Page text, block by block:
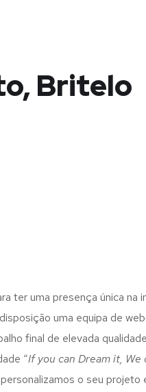
Britelo
ter uma presença única na
uma equipa de
final de elevada
“If you can Dream it, We
o seu projeto